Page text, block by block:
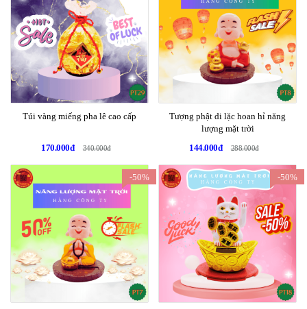
Túi vàng miếng pha lê cao cấp
170.000đ 340.000đ
Tượng phật di lặc hoan hỉ năng
lượng mặt trời
144.000đ
288.000đ
-50% -50%